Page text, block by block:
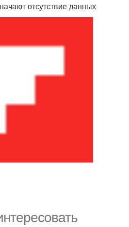
отсутствие данных